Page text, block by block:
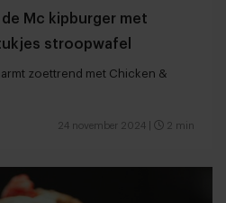
Mc kipburger met
stroopwafel
zoettrend met Chicken &
24 november 2024 2 min